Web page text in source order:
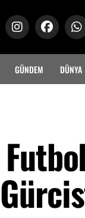
GÜNDEM DÜNYA